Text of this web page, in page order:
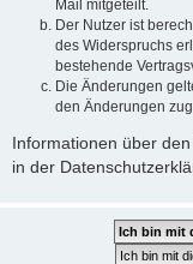
Mail mitgeteilt.
Der Nutzer ist
des Widerspruchs
bestehende
Die Änderungen
den Änderungen
Informationen über
in der